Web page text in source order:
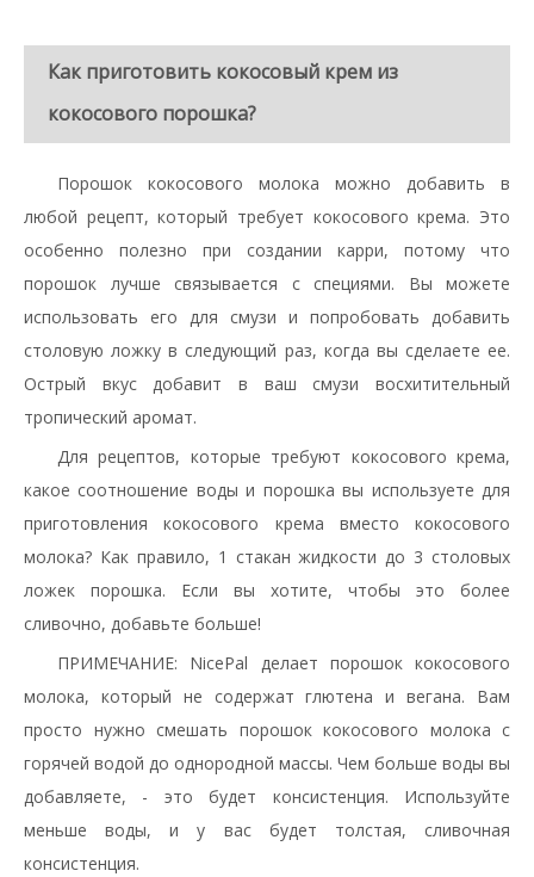
Как приготовить кокосовый крем из
кокосового порошка?
Порошок кокосового молока можно добавить в
любой рецепт, который требует кокосового крема. Это
особенно полезно при создании карри, потому что
порошок лучше связывается с специями. Вы можете
использовать его для смузи и попробовать добавить
столовую ложку в следующий раз, когда вы сделаете ее.
Острый вкус добавит в ваш смузи восхитительный
тропический аромат.
Для рецептов, которые требуют кокосового крема,
какое соотношение воды и порошка вы используете для
приготовления кокосового крема вместо кокосового
молока? Как правило, 1 стакан жидкости до 3 столовых
ложек порошка. Если вы хотите, чтобы это более
сливочно, добавьте больше!
ПРИМЕЧАНИЕ: NicePal делает порошок кокосового
молока, который не содержат глютена и вегана. Вам
просто нужно смешать порошок кокосового молока с
горячей водой до однородной массы. Чем больше воды вы
добавляете, - это будет консистенция. Используйте
меньше воды, и у вас будет толстая, сливочная
консистенция.